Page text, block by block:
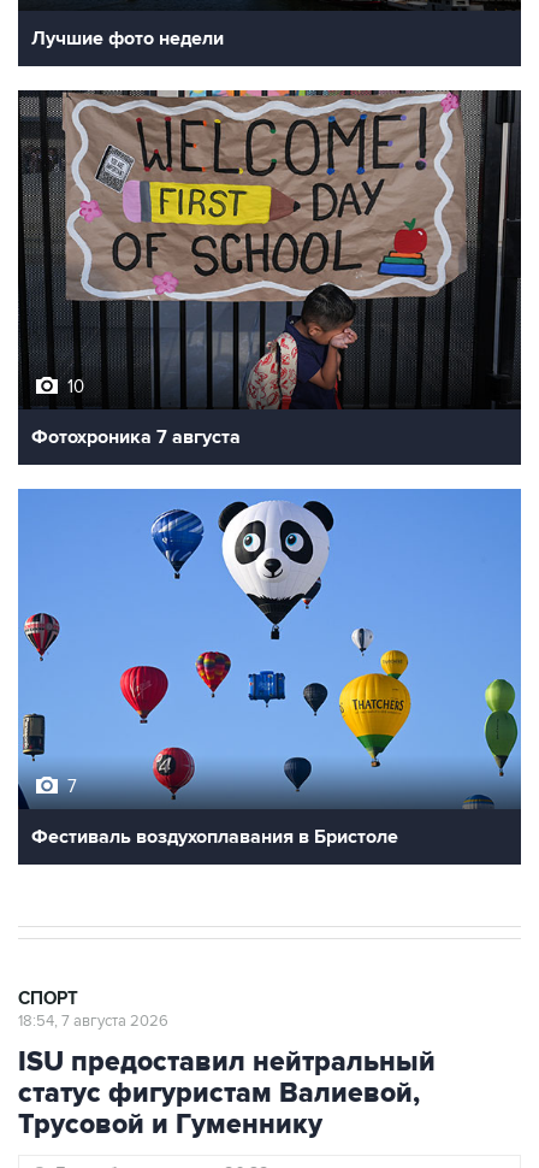
Лучшие фото недели
10
Фотохроника 7 августа
7
Фестиваль воздухоплавания в Бристоле
СПОРТ
18:54, 7 августа 2026
ISU предоставил нейтральный
статус фигуристам Валиевой,
Трусовой и Гуменнику